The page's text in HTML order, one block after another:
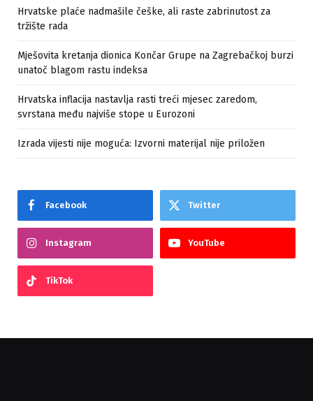
Hrvatske plaće nadmašile češke, ali raste zabrinutost za
tržište rada
Mješovita kretanja dionica Končar Grupe na Zagrebačkoj burzi
unatoč blagom rastu indeksa
Hrvatska inflacija nastavlja rasti treći mjesec zaredom,
svrstana među najviše stope u Eurozoni
Izrada vijesti nije moguća: Izvorni materijal nije priložen
Facebook Twitter
Instagram YouTube
TikTok